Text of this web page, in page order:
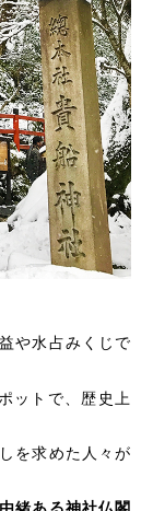
や水占みくじで
ットで、歴史上
を求めた人々が